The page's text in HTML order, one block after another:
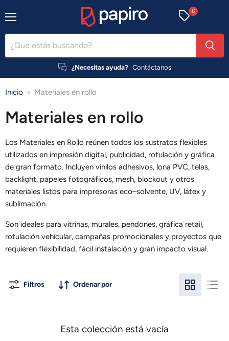
¿Necesitas ayuda? Contáctanos
0
Inicio Materiales en rollo
Materiales en rollo
Los Materiales en Rollo reúnen todos los sustratos flexibles
utilizados en impresión digital, publicidad, rotulación y gráfica
de gran formato. Incluyen vinilos adhesivos, lona PVC, telas,
backlight, papeles fotográficos, mesh, blockout y otros
materiales listos para impresoras eco–solvente, UV, látex y
sublimación.
Son ideales para vitrinas, murales, pendones, gráfica retail,
rotulación vehicular, campañas promocionales y proyectos que
requieren flexibilidad, fácil instalación y gran impacto visual.
Filtros Ordenar por
Esta colección está vacía